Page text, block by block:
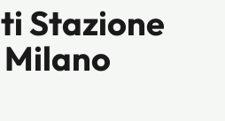
Stazione